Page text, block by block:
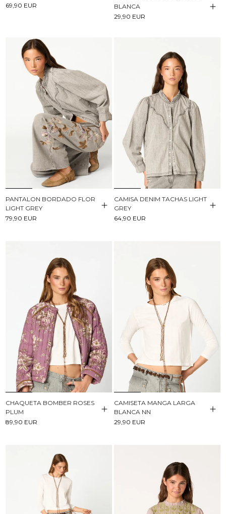
69,90 EUR
BLANCA
29,90 EUR
PANTALON BORDADO FLOR
LIGHT GREY
79,90 EUR
CAMISA DENIM TACHAS LIGHT
GREY
64,90 EUR
CHAQUETA BOMBER ROSES
PLUM
89,90 EUR
CAMISETA MANGA LARGA
BLANCA NN
29,90 EUR